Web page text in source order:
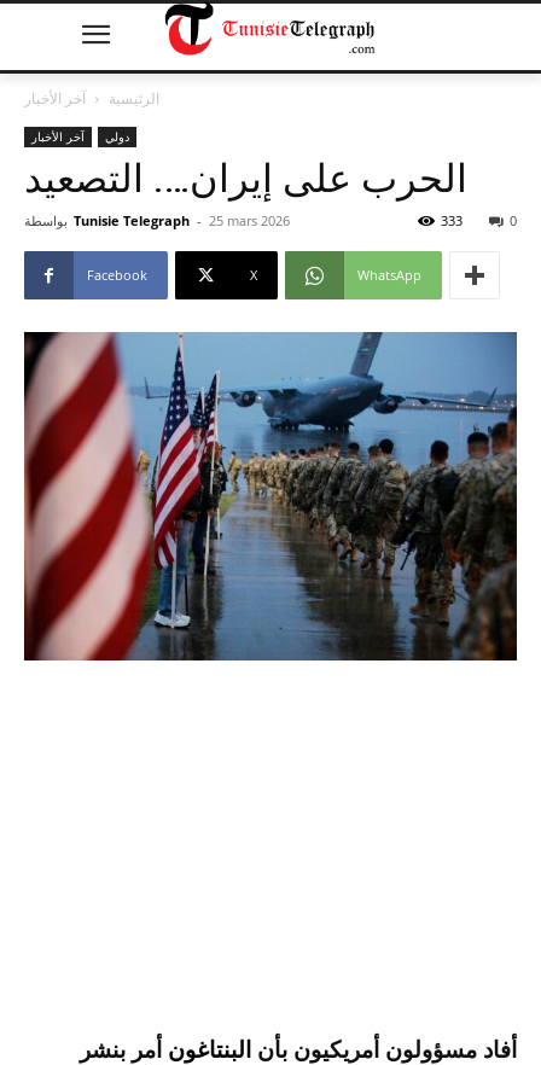
الرئيسية آخر الأخبار
آخر الأخبار دولي
الحرب على إيران…. التصعيد
بواسطة Tunisie Telegraph - 25 mars 2026 0
333
Facebook X WhatsApp
أفاد مسؤولون أمريكيون بأن البنتاغون أمر بنشر